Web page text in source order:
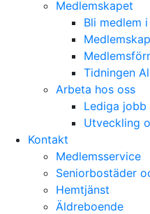
Medlemskapet
Bli medlem
Tidningen
Arbeta hos oss
Lediga jobb
Utveckling
Kontakt
Medlemsservice
Seniorbostäder
Hemtjänst
Äldreboende